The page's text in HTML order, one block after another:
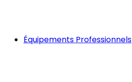
Équipements Professionnels